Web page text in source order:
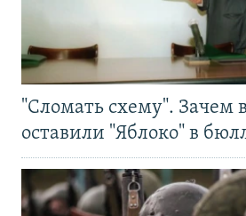
"Сломать схему". Зачем
оставили "Яблоко" в